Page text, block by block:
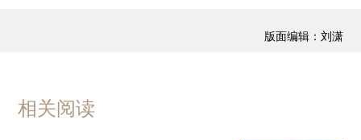
版面编辑：刘潇
相关阅读